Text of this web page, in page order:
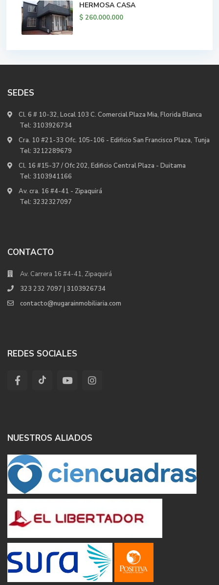
HERMOSA CASA
$ 260.000.000
SEDES
Cl. 6 # 10-32, Local 103 C. Comercial Plaza Mia, Florida Blanca
Tel: 3103926734
Cra. 10 #21-33 Ofc. 105-106 - Edificio San Francisco Plaza, Tunja
Tel: 3212289679
Cl. 16 #15-37 / Ofc 202, Edificio Central Plaza - Duitama
Tel: 3103941166
Av. cra. 16 #4-41 - Zipaquirá
Tel: 3232327097
CONTACTO
Av. Carrera 16 #4-41, Zipaquirá
323 232 7097 | 3103926734
contacto@nugarainmobiliaria.com
REDES SOCIALES
NUESTROS ALIADOS